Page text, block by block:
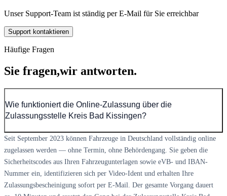
Unser Support-Team ist ständig per E-Mail für Sie erreichbar
Support kontaktieren
Häufige Fragen
Sie fragen,wir antworten.
Wie funktioniert die Online-Zulassung über die
Zulassungsstelle Kreis Bad Kissingen?
Seit September 2023 können Fahrzeuge in Deutschland vollständig online
zugelassen werden — ohne Termin, ohne Behördengang. Sie geben die
Sicherheitscodes aus Ihren Fahrzeugunterlagen sowie eVB- und IBAN-
Nummer ein, identifizieren sich per Video-Ident und erhalten Ihre
Zulassungsbescheinigung sofort per E-Mail. Der gesamte Vorgang dauert